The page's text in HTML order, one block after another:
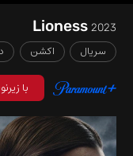
Lioness2023
سریال اکشن
با